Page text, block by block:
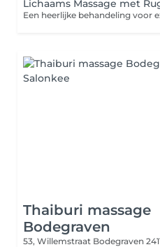
Lichaams Massage met
Thaiburi massage
Bodegraven
53, Willemstraat Bodegraven